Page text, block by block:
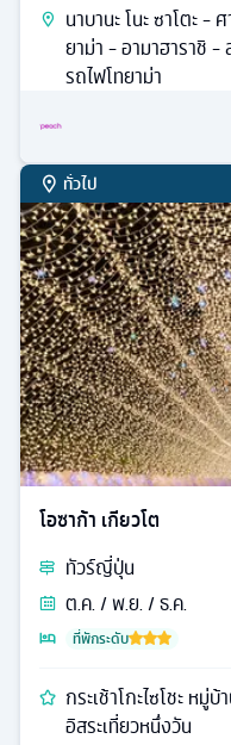
นาบานะ โนะ ซาโตะ -
ยาม่า - อามาฮาราชิ
รถไฟโทยาม่า
ทั่วไป
โอซาก้า เกียวโต
ทัวร์ญี่ปุ่น
ต.ค. / พ.ย. / ธ.ค.
ที่พักระดับ
กระเช้าโกะไซโชะ หมู่
อิสระเที่ยวหนึ่งวัน